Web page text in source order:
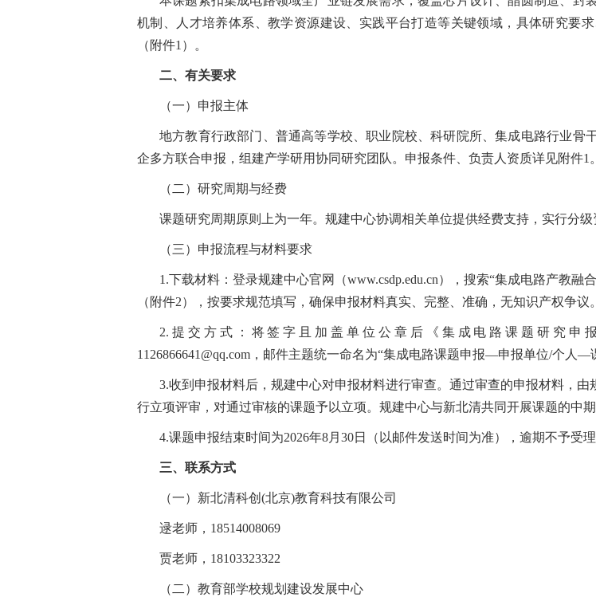
机制、人才培养体系、教学资源建设、实践平台打造等关键领域，具体研究要
（附件1）。
二、有关要求
（一）申报主体
地方教育行政部门、普通高等学校、职业院校、科研院所、集成电路行业骨
企多方联合申报，组建产学研用协同研究团队。申报条件、负责人资质详见附件1。
（二）研究周期与经费
课题研究周期原则上为一年。规建中心协调相关单位提供经费支持，实行分级
（三）申报流程与材料要求
1.下载材料：登录规建中心官网（www.csdp.edu.cn），搜索“集成电路产教融
（附件2），按要求规范填写，确保申报材料真实、完整、准确，无知识产权争议。
2.提交方式：将签字且加盖单位公章后《集成电路课题研究申报
1126866641@qq.com，邮件主题统一命名为“集成电路课题申报—申报单位/个人—
3.收到申报材料后，规建中心对申报材料进行审查。通过审查的申报材料，
行立项评审，对通过审核的课题予以立项。规建中心与新北清共同开展课题的中
4.课题申报结束时间为2026年8月30日（以邮件发送时间为准），逾期不予受理
三、联系方式
（一）新北清科创(北京)教育科技有限公司
逯老师，18514008069
贾老师，18103323322
（二）教育部学校规划建设发展中心